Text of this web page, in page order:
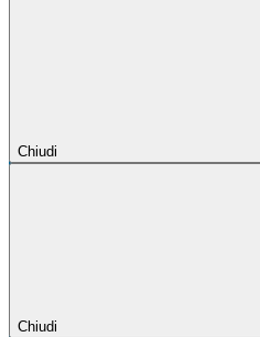
Chiudi
Chiudi